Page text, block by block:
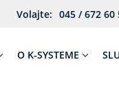
Volajte: 045 / 672 60
O K-SYSTEME